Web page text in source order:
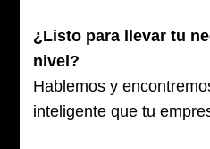
¿Listo para llevar tu
nivel?
Hablemos y
inteligente que tu